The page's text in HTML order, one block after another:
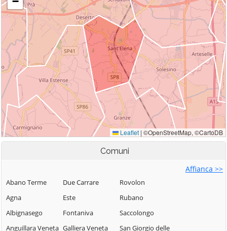
Comuni
Affianca >>
Abano Terme
Agna
Albignasego
Anguillara Veneta
Due Carrare
Este
Fontaniva
Galliera Veneta
Rovolon
Rubano
Saccolongo
San Giorgio delle